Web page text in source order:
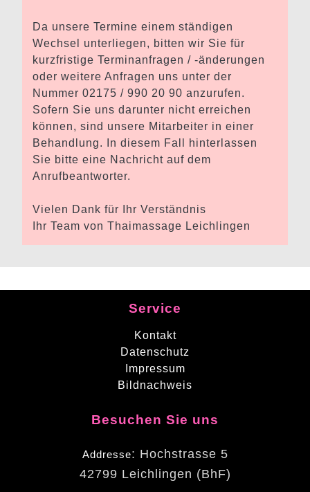
Da unsere Termine einem ständigen
Wechsel unterliegen, bitten wir Sie für
kurzfristige Terminanfragen / -änderungen
oder weitere Anfragen uns unter der
Nummer 02175 / 990 20 90 anzurufen.
Sofern Sie uns darunter nicht erreichen
können, sind unsere Mitarbeiter in einer
Behandlung. In diesem Fall hinterlassen
Sie bitte eine Nachricht auf dem
Anrufbeantworter.
Vielen Dank für Ihr Verständnis
Ihr Team von Thaimassage Leichlingen
Service
Kontakt
Datenschutz
Impressum
Bildnachweis
Besuchen Sie uns
Addresse: Hochstrasse 5
42799 Leichlingen (BhF)